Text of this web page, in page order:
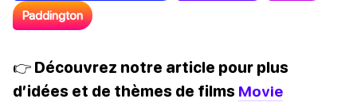
Paddington
👉 Découvrez notre article pour plus
d’idées et de thèmes de films Movie